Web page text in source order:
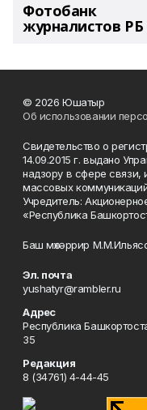
Фотобанк
журналистов РБ
© 2026 Юшатыр
Об использовании
Свидетельство о
14.09.2015 г. выдано
надзору в сфере связи,
массовых
Учредитель:
«Республика
Баш мөхәррир
Эл. почта
yushatyr@rambler.ru
Адрес
Республика
35
Редакция
8 (34761) 4-44-45